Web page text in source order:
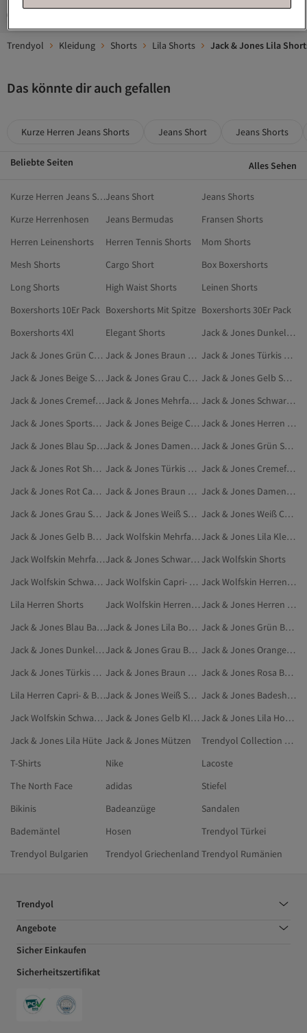
Trendyol Kleidung Shorts Lila Shorts Jack & Jones Lila
Das könnte dir auch gefallen
Kurze Herren Jeans Shorts Jeans Short Jeans Shorts
Beliebte Seiten Alles Sehen
Kurze Herren Jeans ShortsJeans Short
Jeans Shorts
Kurze Herrenhosen
Jeans Bermudas
Fransen Shorts
Herren Leinenshorts
Herren Tennis Shorts
Mom Shorts
Mesh Shorts
Cargo Short
Box Boxershorts
Long Shorts
High Waist Shorts
Leinen Shorts
Boxershorts 10Er Pack Boxershorts Mit Spitze Boxershorts 30Er Pack
Boxershorts 4Xl
Elegant Shorts
Jack & Jones Dunkelblau Capri- & Bermuda-Shorts
Jack & Jones Grün Capri- & Bermuda-Shorts
Jack & Jones Braun Capri- & Bermuda-Shorts
Jack & Jones Türkis Capri- & Bermuda-Shorts
Jack & Jones Beige Shorts
Jack & Jones Grau Capri- & Bermuda-Shorts
Jack & Jones Gelb Sportshorts
Jack & Jones Cremefarben Shorts
Jack & Jones Mehrfarbig Badeshorts
Jack & Jones Schwarz Sportshorts
Jack & Jones Sportshorts
Jack & Jones Beige Capri- & Bermuda-Shorts
Jack & Jones Herren Sportshorts
Jack & Jones Blau Sportshorts
Jack & Jones Damen Capri- & Bermuda-Shorts
Jack & Jones Grün Sportshorts
Jack & Jones Rot Shorts
Jack & Jones Türkis Sportshorts
Jack & Jones Cremefarben Capri- & Bermuda-Shorts
Jack & Jones Rot Capri- & Bermuda-Shorts
Jack & Jones Braun Sportshorts
Jack & Jones Damen Shorts
Jack & Jones Grau Sportshorts
Jack & Jones Weiß Shorts
Jack & Jones Weiß Capri- & Bermuda-Shorts
Jack & Jones Gelb Badeshorts
Jack Wolfskin Mehrfarbig Shorts
Jack & Jones Lila Kleidung
Jack Wolfskin Mehrfarbig Capri- & Bermuda-Shorts
Jack & Jones Schwarz Badeshorts Jack Wolfskin Shorts
Jack Wolfskin Schwarz Capri- & Bermuda-Shorts
Jack Wolfskin Capri- & Bermuda-Shorts
Jack Wolfskin Herren Shorts
Lila Herren Shorts
Jack Wolfskin Herren Capri- & Bermuda-Shorts
Jack & Jones Herren Badeshorts
Jack & Jones Blau Badeshorts
Jack & Jones Lila Boxershorts
Jack & Jones Grün Badeshorts
Jack & Jones Dunkelblau Badeshorts
Jack & Jones Grau Badeshorts
Jack & Jones Orange Badeshorts
Jack & Jones Türkis Badeshorts
Jack & Jones Braun Badeshorts
Jack & Jones Rosa Badeshorts
Lila Herren Capri- & Bermuda-Shorts
Jack & Jones Weiß Sportshorts
Jack & Jones Badeshorts
Jack Wolfskin Schwarz Shorts
Jack & Jones Gelb Kleidung
Jack & Jones Lila Hosen
Jack & Jones Lila Hüte Jack & Jones Mützen
Trendyol Collection Lila Shorts
T-Shirts
Nike
Lacoste
The North Face
adidas
Stiefel
Bikinis
Badeanzüge
Sandalen
Bademäntel
Hosen
Trendyol Türkei
Trendyol Bulgarien
Trendyol Griechenland Trendyol Rumänien
Trendyol
Angebote
Sicher Einkaufen
Sicherheitszertifikat